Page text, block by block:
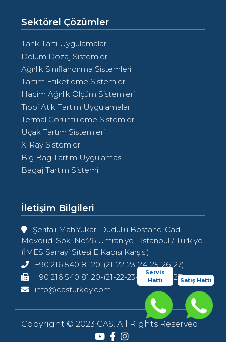
Sektörel Çözümler
Tank Tartı Uygulamaları
Dolum Dozaj Sistemleri
Ağırlık Sınıflandırma Sistemleri
Tartım Etiketleme Sistemleri
Hacim Ağırlık Ölçüm Sistemleri
Tıbbi Atık Tartım Uygulamaları
Termal Görüntüleme Sistemleri
Uçak Tartım Sistemleri
X-Ray Sistemleri
Big Bag Tartım Uygulaması
Bagaj Tartım Sistemi
İletişim Bilgileri
Şerifali Mah.Yukarı Dudullu Bostancı Cad.
Mevdudi Sok. No:26 Ümraniye - İstanbul / Türkiye
(İMES Sanayi Sitesi E Kapısı Karşısı)
+90 216 540 81 20-(21-22-23-24-25-26-27)
+90 216 540 81 20-(21-22-23-24-25-26-27)
info@casturkey.com
Copyright © 2023 CAS. All Rights Reserved.
Satış Hattı
Servis
Hattı